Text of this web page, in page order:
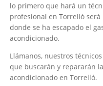
lo primero que hará un
profesional en Torrelló
donde se ha escapado el
acondicionado.
Llámanos, nuestros
que buscarán y repararán
acondicionado en Torrelló.